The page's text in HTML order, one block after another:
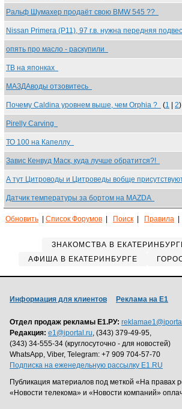
Ральф Шумахер продаёт свою BMW 545 ??
Nissan Primera (Р11), 97 г.в. нужна передняя
опять про масло - раскупили
ТВ на японках
МАЗДАводы отзовитесь
Почему Caldina уровнем выше, чем Orphia ? (1 2)
Pirelly Carving
ТО 100 на Капеллу
Завис Кенвуд Маск, куда лучше обратится?!
А тут Цитроводы и Цитроведы вобще
Датчик температуры за бортом на MAZDA
Обновить Список Форумов Поиск Правила
ЗНАКОМСТВА В
АФИША В ЕКАТЕРИНБУРГЕ
Информация для клиентов Реклама на Е1
Отдел продаж рекламы Е1.РУ:
Редакция: e1@iportal.ru, (343) 379-49-95,
(343) 34-555-34 (круглосуточно - для новостей)
WhatsApp, Viber, Telegram: +7 909 704-57-70
Подписка на еженедельную рассылку E1.RU
Публикация материалов под меткой «На правах
«Новости телекома» и «Новости компаний»